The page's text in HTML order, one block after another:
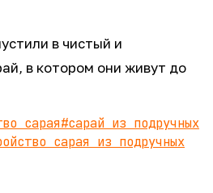
в чистый и
в котором они живут до
сарая#сарай из подручных
сарая из подручных